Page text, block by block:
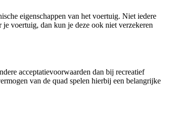
eigenschappen van het voertuig. Niet iedere
voertuig, dan kun je deze ook niet verzekeren
acceptatievoorwaarden dan bij recreatief
van de quad spelen hierbij een belangrijke